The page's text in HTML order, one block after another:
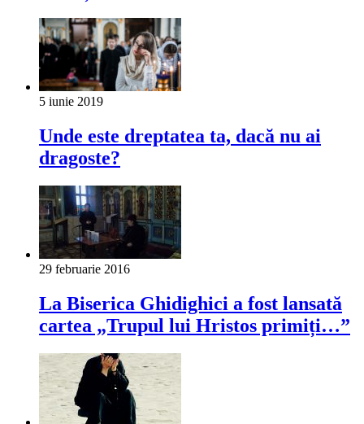
5 iunie 2019
Unde este dreptatea ta, dacă nu ai
dragoste?
29 februarie 2016
La Biserica Ghidighici a fost lansată
cartea „Trupul lui Hristos primiți…”